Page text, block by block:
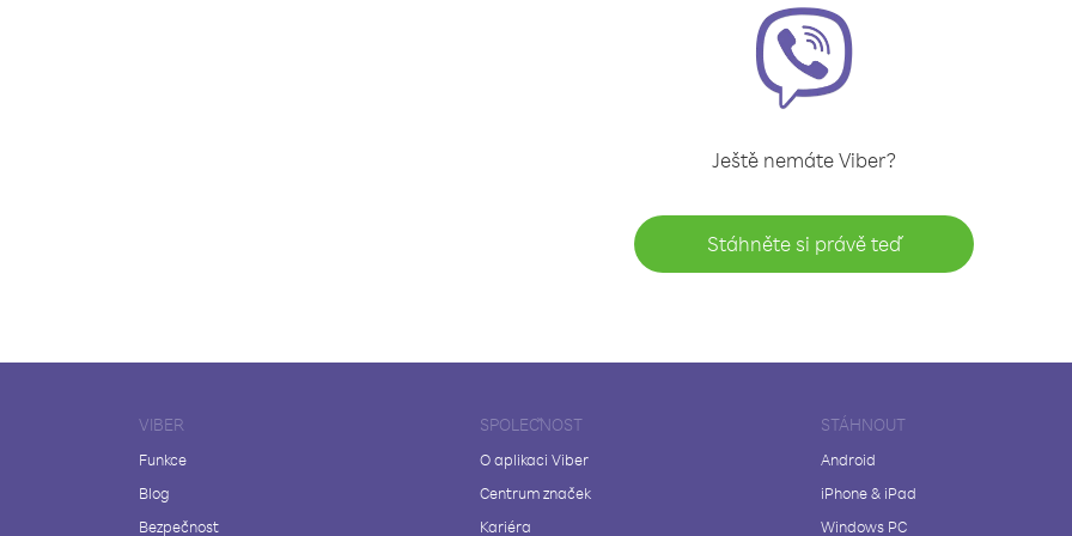
Ještě nemáte Viber?
Stáhněte si právě teď
VIBER
Funkce
Blog
Bezpečnost
SPOLEČNOST
O aplikaci Viber
Centrum značek
Kariéra
STÁHNOUT
Android
iPhone & iPad
Windows PC